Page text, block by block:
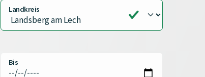
Landkreis
Bis